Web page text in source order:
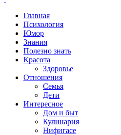
Главная
Психология
Юмор
Знания
Полезно знать
Красота
Здоровье
Отношения
Семья
Дети
Интересное
Дом и быт
Кулинария
Нифигасе